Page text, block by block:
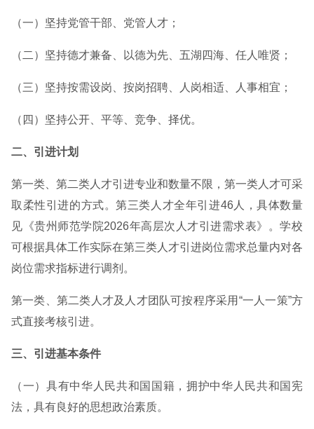
（一）坚持党管干部、党管人才；
（二）坚持德才兼备、以德为先、五湖四海、任人唯贤；
（三）坚持按需设岗、按岗招聘、人岗相适、人事相宜；
（四）坚持公开、平等、竞争、择优。
二、引进计划
第一类、第二类人才引进专业和数量不限，第一类人才可采
取柔性引进的方式。第三类人才全年引进46人，具体数量
见《贵州师范学院2026年高层次人才引进需求表》。学校
可根据具体工作实际在第三类人才引进岗位需求总量内对各
岗位需求指标进行调剂。
第一类、第二类人才及人才团队可按程序采用“一人一策”方
式直接考核引进。
三、引进基本条件
（一）具有中华人民共和国国籍，拥护中华人民共和国宪
法，具有良好的思想政治素质。